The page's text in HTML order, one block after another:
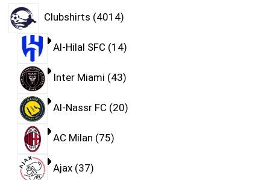
Clubshirts 4014
Al-Hilal SFC 14
Inter Miami 43
Al-Nassr FC 20
AC Milan 75
Ajax 37